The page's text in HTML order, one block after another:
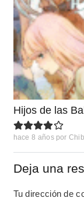
Hijos de las
hace 8 años por
Deja una
Tu dirección de